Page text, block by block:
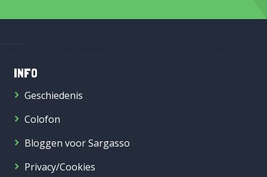
INFO
Geschiedenis
Colofon
Bloggen voor Sargasso
Privacy/Cookies